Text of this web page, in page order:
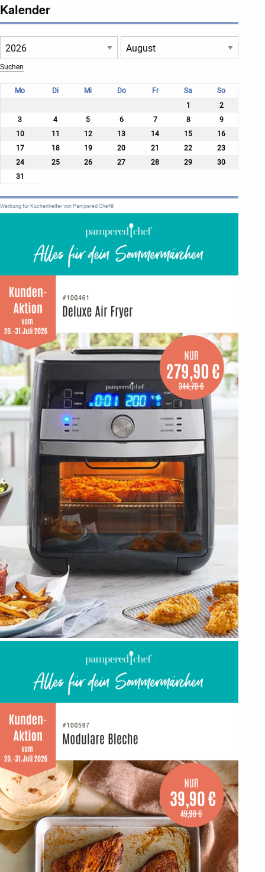
Kalender
Mo Di Mi Do Fr Sa
So
1
2
3
4 5 6 7 8
9
10
11 12 13 14 15
16
17
18 19 20 21 22
23
24
25 26 27 28 29
30
31
Werbung für Küchenhelfer von Pampered Chef®